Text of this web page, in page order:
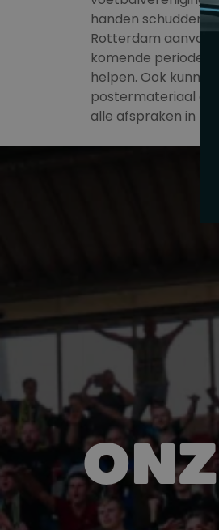
handen schudden
Rotterdam
komende periode
helpen. Ook
postermateriaal
alle afspraken in